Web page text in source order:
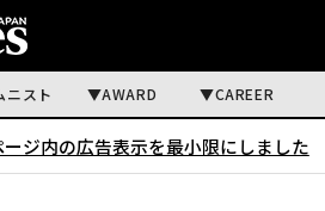
ニスト AWARD CAREER
ージ内の広告表示を最小限にしました